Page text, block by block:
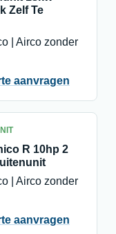
Zelf Te
| Airco zonder
aanvragen
R 10hp 2
| Airco zonder
aanvragen